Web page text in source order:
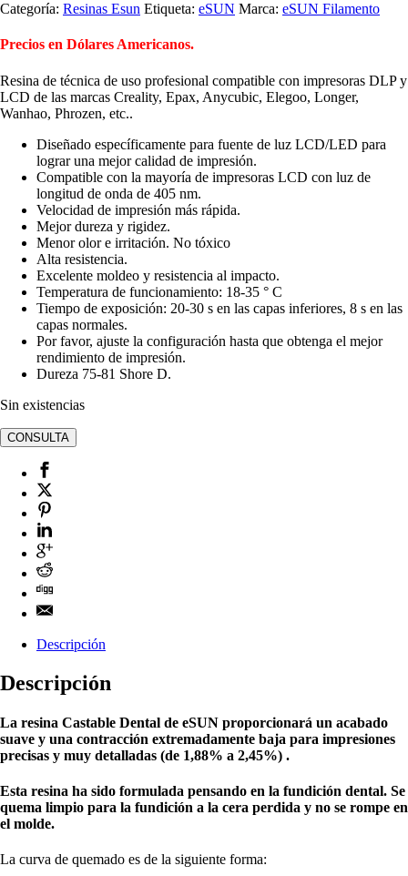
Categoría: Resinas Esun Etiqueta: eSUN Marca: eSUN Filamento
Precios en Dólares Americanos.
Resina de técnica de uso profesional compatible con impresoras DLP y
LCD de las marcas Creality, Epax, Anycubic, Elegoo, Longer,
Wanhao, Phrozen, etc..
Diseñado específicamente para fuente de luz LCD/LED para
lograr una mejor calidad de impresión.
Compatible con la mayoría de impresoras LCD con luz de
longitud de onda de 405 nm.
Velocidad de impresión más rápida.
Mejor dureza y rigidez.
Menor olor e irritación. No tóxico
Alta resistencia.
Excelente moldeo y resistencia al impacto.
Temperatura de funcionamiento: 18-35 ° C
Tiempo de exposición: 20-30 s en las capas inferiores, 8 s en las
capas normales.
Por favor, ajuste la configuración hasta que obtenga el mejor
rendimiento de impresión.
Dureza 75-81 Shore D.
Sin existencias
Descripción
Descripción
La resina Castable Dental de eSUN proporcionará un acabado
suave y una contracción extremadamente baja para impresiones
precisas y muy detalladas (de 1,88% a 2,45%) .
Esta resina ha sido formulada pensando en la fundición dental. Se
quema limpio para la fundición a la cera perdida y no se rompe en
el molde.
La curva de quemado es de la siguiente forma: